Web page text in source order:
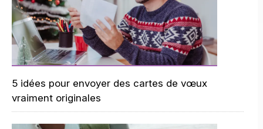
5 idées pour envoyer des cartes de vœux
vraiment originales